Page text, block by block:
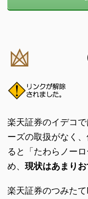
楽天証券のイデコ
ーズの取扱がなく
ると「たわらノー
め、 現状はあまりお
楽天証券のつみたて